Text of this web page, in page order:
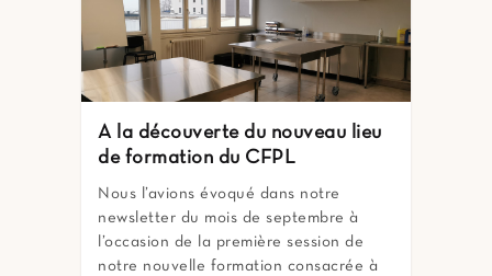
A la découverte du nouveau lieu
de formation du CFPL
Nous l’avions évoqué dans notre
newsletter du mois de septembre à
l’occasion de la première session de
notre nouvelle formation consacrée à